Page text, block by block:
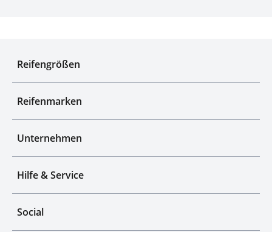
Reifengrößen
Reifenmarken
Unternehmen
Hilfe & Service
Social